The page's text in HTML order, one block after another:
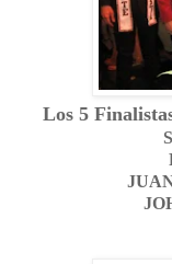
Los 5